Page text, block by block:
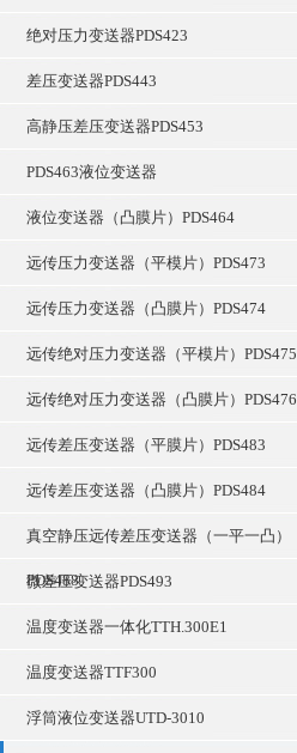
绝对压力变送器PDS423
差压变送器PDS443
高静压差压变送器PDS453
PDS463液位变送器
液位变送器（凸膜片）PDS464
远传压力变送器（平模片）PDS473
远传压力变送器（凸膜片）PDS474
远传绝对压力变送器（平模片）PDS475
远传绝对压力变送器（凸膜片）PDS476
远传差压变送器（平膜片）PDS483
远传差压变送器（凸膜片）PDS484
真空静压远传差压变送器（一平一凸）
PDS488
微差压变送器PDS493
温度变送器一体化TTH.300E1
温度变送器TTF300
浮筒液位变送器UTD-3010